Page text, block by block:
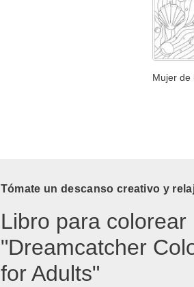
Mujer de
Tómate un descanso creativo y
Libro para colorear
"Dreamcatcher
for Adults"